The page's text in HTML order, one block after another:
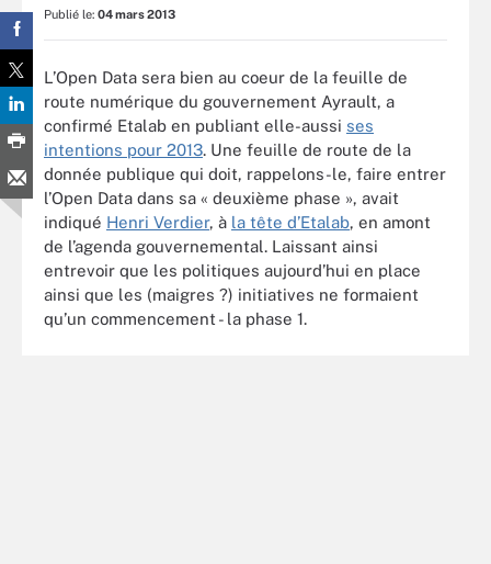
Publié le: 04 mars 2013
L’Open Data sera bien au coeur de la feuille de
route numérique du gouvernement Ayrault, a
confirmé Etalab en publiant elle-aussi ses
intentions pour 2013. Une feuille de route de la
donnée publique qui doit, rappelons-le, faire entrer
l’Open Data dans sa « deuxième phase », avait
indiqué Henri Verdier, à la tête d’Etalab, en amont
de l’agenda gouvernemental. Laissant ainsi
entrevoir que les politiques aujourd’hui en place
ainsi que les (maigres ?) initiatives ne formaient
qu’un commencement - la phase 1.